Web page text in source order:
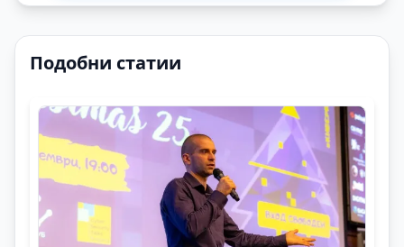
Подобни статии